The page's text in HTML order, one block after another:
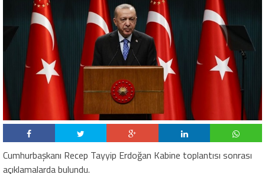
Cumhurbaşkanı Recep Tayyip Erdoğan Kabine toplantısı sonrası
açıklamalarda bulundu.